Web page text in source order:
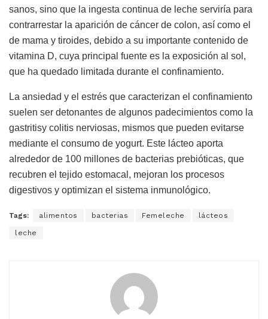
sanos, sino que la ingesta continua de leche serviría para
contrarrestar la aparición de cáncer de colon, así como el
de mama y tiroides, debido a su importante contenido de
vitamina D, cuya principal fuente es la exposición al sol,
que ha quedado limitada durante el confinamiento.
La ansiedad y el estrés que caracterizan el confinamiento
suelen ser detonantes de algunos padecimientos como la
gastritisy colitis nerviosas, mismos que pueden evitarse
mediante el consumo de yogurt. Este lácteo aporta
alrededor de 100 millones de bacterias prebióticas, que
recubren el tejido estomacal, mejoran los procesos
digestivos y optimizan el sistema inmunológico.
Tags: alimentos bacterias Femeleche lácteos
leche